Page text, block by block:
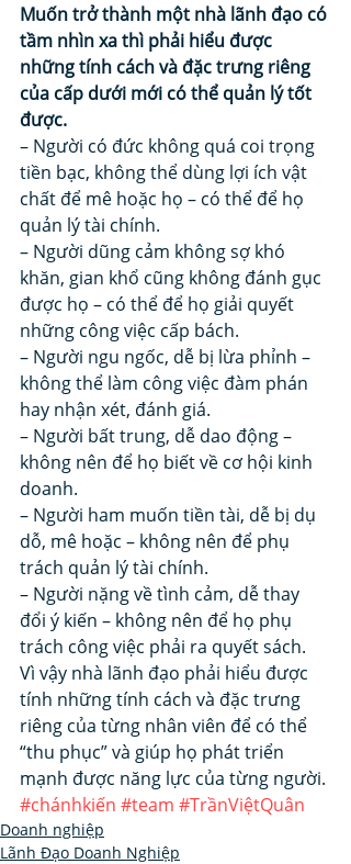
Muốn trở thành một nhà lãnh đạo có
tầm nhìn xa thì phải hiểu được
những tính cách và đặc trưng riêng
của cấp dưới mới có thể quản lý tốt
được.
– Người có đức không quá coi trọng
tiền bạc, không thể dùng lợi ích vật
chất để mê hoặc họ – có thể để họ
quản lý tài chính.
– Người dũng cảm không sợ khó
khăn, gian khổ cũng không đánh gục
được họ – có thể để họ giải quyết
những công việc cấp bách.
– Người ngu ngốc, dễ bị lừa phỉnh –
không thể làm công việc đàm phán
hay nhận xét, đánh giá.
– Người bất trung, dễ dao động –
không nên để họ biết về cơ hội kinh
doanh.
– Người ham muốn tiền tài, dễ bị dụ
dỗ, mê hoặc – không nên để phụ
trách quản lý tài chính.
– Người nặng về tình cảm, dễ thay
đổi ý kiến – không nên để họ phụ
trách công việc phải ra quyết sách.
Vì vậy nhà lãnh đạo phải hiểu được
tính những tính cách và đặc trưng
riêng của từng nhân viên để có thể
“thu phục” và giúp họ phát triển
mạnh được năng lực của từng người.
#chánhkiến #team #TrầnViệtQuân
Doanh nghiệp
Lãnh Đạo Doanh Nghiệp